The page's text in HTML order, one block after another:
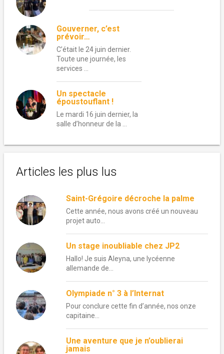
Gouverner, c’est
prévoir…
C’était le 24 juin dernier.
Toute une journée, les
services …
Un spectacle
époustouflant !
Le mardi 16 juin dernier, la
salle d’honneur de la …
Articles les plus lus
Saint-Grégoire décroche la palme
Cette année, nous avons créé un nouveau
projet auto...
Un stage inoubliable chez JP2
Hallo! Je suis Aleyna, une lycéenne
allemande de...
Olympiade n° 3 à l’Internat
Pour conclure cette fin d’année, nos onze
capitaine...
Une aventure que je n’oublierai
jamais